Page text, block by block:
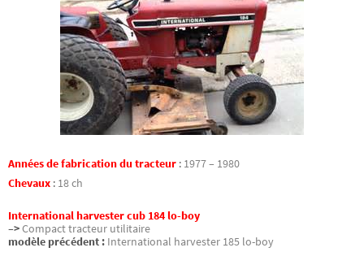
Années de fabrication du tracteur : 1977 – 1980
Chevaux : 18 ch
International harvester cub 184 lo-boy
–>Compact tracteur utilitaire
modèle précédent : International harvester 185 lo-boy